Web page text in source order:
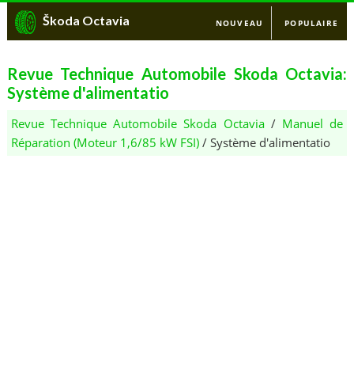
Škoda Octavia NOUVEAU POPULAIRE
Revue Technique Automobile Skoda Octavia:
Système d'alimentatio
Revue Technique Automobile Skoda Octavia/ Manuel de
Réparation (Moteur 1,6/85 kW FSI)/ Système d'alimentatio